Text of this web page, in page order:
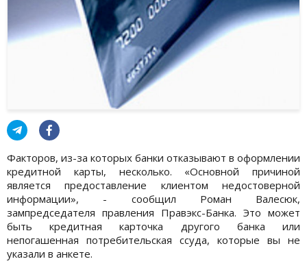
Факторов, из-за которых банки отказывают в оформлении
кредитной карты, несколько. «Основной причиной
является предоставление клиентом недостоверной
информации», - сообщил Роман Валесюк,
зампредседателя правления Правэкс-Банка. Это может
быть кредитная карточка другого банка или
непогашенная потребительская ссуда, которые вы не
указали в анкете.